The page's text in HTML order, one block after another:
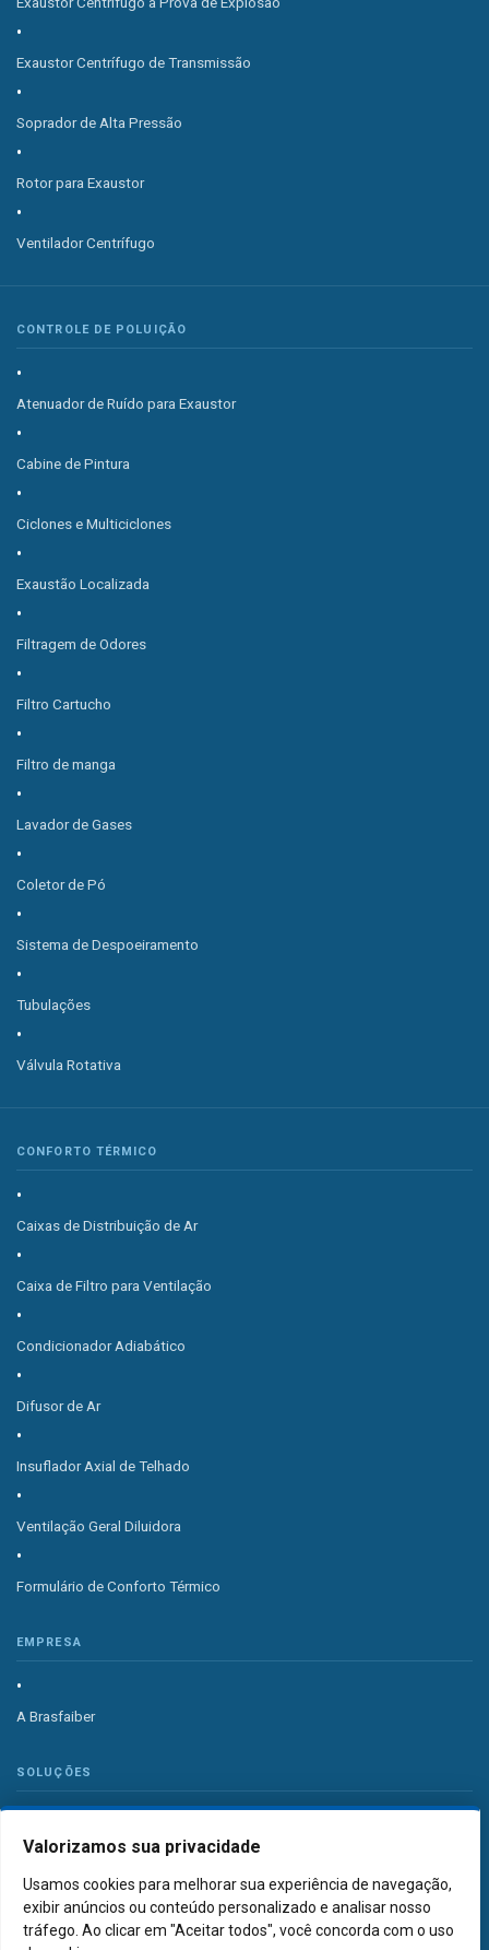
Valorizamos sua privacidade
Usamos cookies para melhorar sua experiência de navegação,
exibir anúncios ou conteúdo personalizado e analisar nosso
tráfego. Ao clicar em "Aceitar todos", você concorda com o uso
Exaustor Centrífugo de Transmissão
Soprador de Alta Pressão
Rotor para Exaustor
Ventilador Centrífugo
CONTROLE DE POLUIÇÃO
Atenuador de Ruído para Exaustor
Cabine de Pintura
Ciclones e Multiciclones
Exaustão Localizada
Filtragem de Odores
Filtro Cartucho
Filtro de manga
Lavador de Gases
Coletor de Pó
Sistema de Despoeiramento
Tubulações
Válvula Rotativa
CONFORTO TÉRMICO
Caixas de Distribuição de Ar
Caixa de Filtro para Ventilação
Condicionador Adiabático
Difusor de Ar
Insuflador Axial de Telhado
Ventilação Geral Diluidora
Formulário de Conforto Térmico
EMPRESA
A Brasfaiber
SOLUÇÕES
Sistema de Ventilação Industrial
Sistema de Exaustão Industrial